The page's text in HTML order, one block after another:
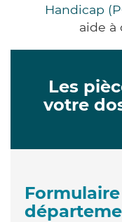
Handicap
aide à
Les
votre